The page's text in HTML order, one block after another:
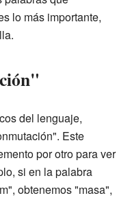
lo más importante,
del lenguaje,
Este
por otro para ver
si en la palabra
obtenemos "masa",